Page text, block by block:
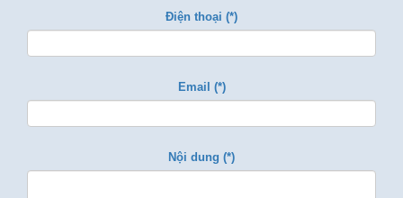
Điện thoại (*)
Email (*)
Nội dung (*)